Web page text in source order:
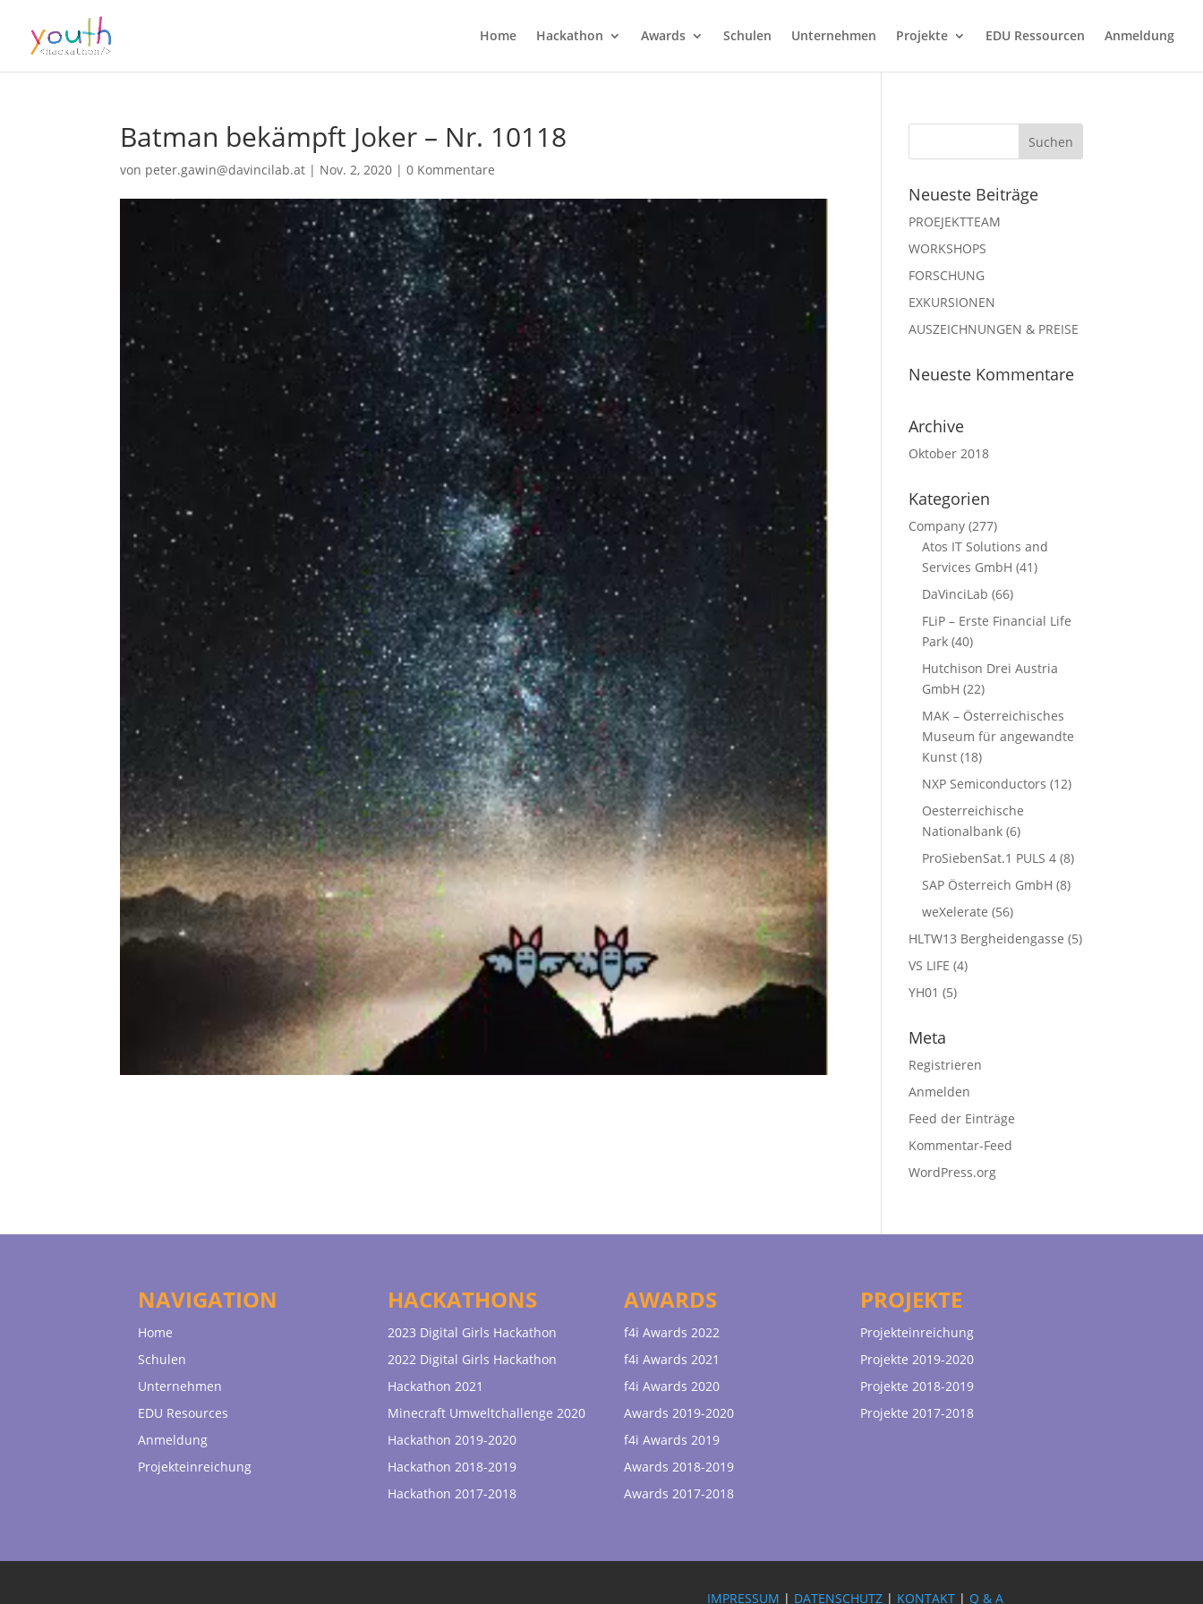
Home Hackathon Awards Schulen Unternehmen Projekte EDU Ressourcen Anmeldung
Batman bekämpft Joker – Nr. 10118
von peter.gawin@davincilab.at | Nov. 2, 2020 |0 Kommentare
Neueste Beiträge
PROEJEKTTEAM
WORKSHOPS
FORSCHUNG
EXKURSIONEN
AUSZEICHNUNGEN & PREISE
Neueste Kommentare
Archive
Oktober 2018
Kategorien
Company (277)
Atos IT Solutions and
Services GmbH (41)
DaVinciLab (66)
FLiP – Erste Financial Life
Park (40)
Hutchison Drei Austria
GmbH (22)
MAK – Österreichisches
Museum für angewandte
Kunst (18)
NXP Semiconductors (12)
Oesterreichische
Nationalbank (6)
ProSiebenSat.1 PULS 4 (8)
SAP Österreich GmbH (8)
weXelerate (56)
HLTW13 Bergheidengasse (5)
VS LIFE (4)
YH01 (5)
Meta
Registrieren
Anmelden
Feed der Einträge
Kommentar-Feed
WordPress.org
NAVIGATION
Home
Schulen
Unternehmen
EDU Resources
Anmeldung
Projekteinreichung
HACKATHONS
2023 Digital Girls Hackathon
2022 Digital Girls Hackathon
Hackathon 2021
Minecraft Umweltchallenge 2020
Hackathon 2019-2020
Hackathon 2018-2019
Hackathon 2017-2018
AWARDS
f4i Awards 2022
f4i Awards 2021
f4i Awards 2020
Awards 2019-2020
f4i Awards 2019
Awards 2018-2019
Awards 2017-2018
PROJEKTE
Projekteinreichung
Projekte 2019-2020
Projekte 2018-2019
Projekte 2017-2018
IMPRESSUM | DATENSCHUTZ | KONTAKT | Q & A